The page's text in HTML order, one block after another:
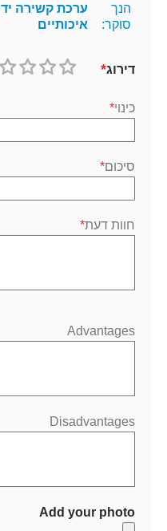
הנך
סוקר:
איכותיים
דירוג
כינוי
סיכום
חוות דעת
Advantages
Disadvantages
Add your photo